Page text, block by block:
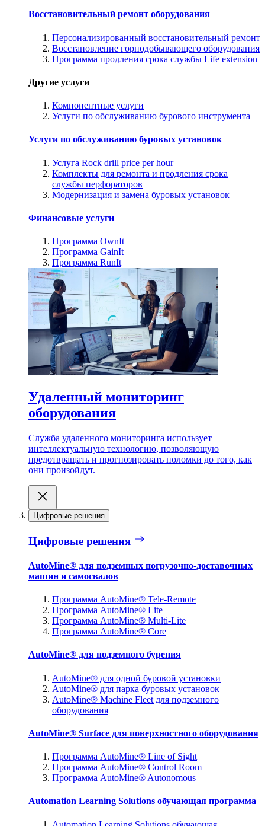
Восстановительный ремонт оборудования
Персонализированный восстановительный ремонт
Восстановление горнодобывающего оборудования
Программа продления срока службы Life extension
Другие услуги
Компонентные услуги
Услуги по обслуживанию бурового инструмента
Услуги по обслуживанию буровых установок
Услуга Rock drill price per hour
Комплекты для ремонта и продления срока
службы перфораторов
Модернизация и замена буровых установок
Финансовые услуги
Программа OwnIt
Программа GainIt
Программа RunIt
Удаленный мониторинг
оборудования
Служба удаленного мониторинга использует
интеллектуальную технологию, позволяющую
предотвращать и прогнозировать поломки до того, как
они произойдут.
Цифровые решения
Цифровые решения
AutoMine® для подземных погрузочно-доставочных
машин и самосвалов
Программа AutoMine® Tele-Remote
Программа AutoMine® Lite
Программа AutoMine® Multi-Lite
Программа AutoMine® Core
AutoMine® для подземного бурения
AutoMine® для одной буровой установки
AutoMine® для парка буровых установок
AutoMine® Machine Fleet для подземного
оборудования
AutoMine® Surface для поверхностного оборудования
Программа AutoMine® Line of Sight
Программа AutoMine® Control Room
Программа AutoMine® Autonomous
Automation Learning Solutions обучающая программа